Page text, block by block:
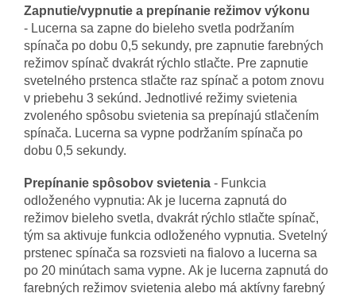
Zapnutie/vypnutie a prepínanie režimov výkonu
- Lucerna sa zapne do bieleho svetla podržaním
spínača po dobu 0,5 sekundy, pre zapnutie farebných
režimov spínač dvakrát rýchlo stlačte. Pre zapnutie
svetelného prstenca stlačte raz spínač a potom znovu
v priebehu 3 sekúnd. Jednotlivé režimy svietenia
zvoleného spôsobu svietenia sa prepínajú stlačením
spínača. Lucerna sa vypne podržaním spínača po
dobu 0,5 sekundy.
Prepínanie spôsobov svietenia - Funkcia
odloženého vypnutia: Ak je lucerna zapnutá do
režimov bieleho svetla, dvakrát rýchlo stlačte spínač,
tým sa aktivuje funkcia odloženého vypnutia. Svetelný
prstenec spínača sa rozsvieti na fialovo a lucerna sa
po 20 minútach sama vypne. Ak je lucerna zapnutá do
farebných režimov svietenia alebo má aktívny farebný